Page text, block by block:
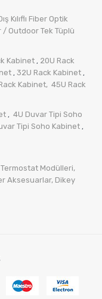
Kılıflı Fiber Optik
/ Outdoor Tek Tüplü
Kabinet , 20U Rack
, 32U Rack Kabinet ,
Kabinet, 45U Rack
, 4U Duvar Tipi Soho
Tipi Soho Kabinet ,
Termostat Modülleri,
Aksesuarlar, Dikey